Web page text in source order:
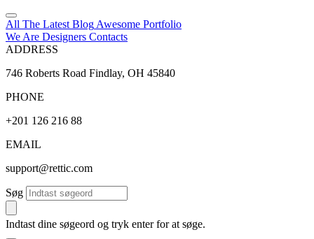
All The Latest Blog Awesome Portfolio
We Are Designers Contacts
ADDRESS
746 Roberts Road Findlay, OH 45840
PHONE
+201 126 216 88
EMAIL
support@rettic.com
Søg
Indtast dine søgeord og tryk enter for at søge.